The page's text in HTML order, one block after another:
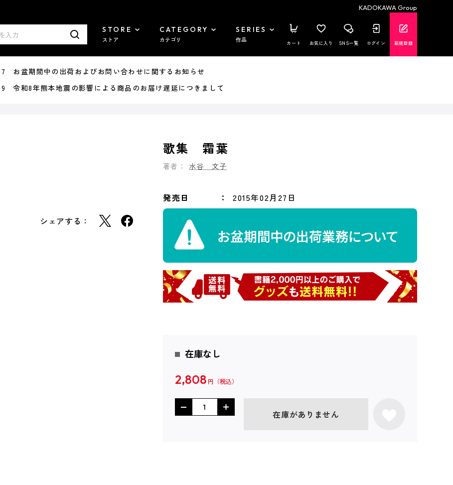
KADOKAWA Group
STORE
ストア
CATEGORY
カテゴリ
SERIES
作品 カート お気に入り SNS一覧 ログイン 新規登録
お盆期間中の出荷およびお問い合わせに関するお知らせ
令和8年熊本地震の影響による商品のお届け遅延につきまして
シェアする：
歌集 霜葉
著者： 水谷 文子
発売日 2015年02月27日
在庫なし
2,808 円
在庫がありません